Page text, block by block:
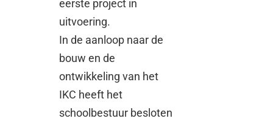
eerste project in
uitvoering.
In de aanloop naar de
bouw en de
ontwikkeling van het
IKC heeft het
schoolbestuur besloten